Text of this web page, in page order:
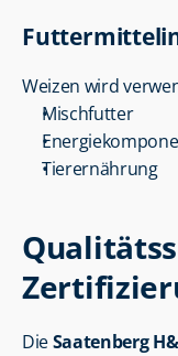
Weizen wird
Mischfutter
Tierernährung
Die Saatenberg